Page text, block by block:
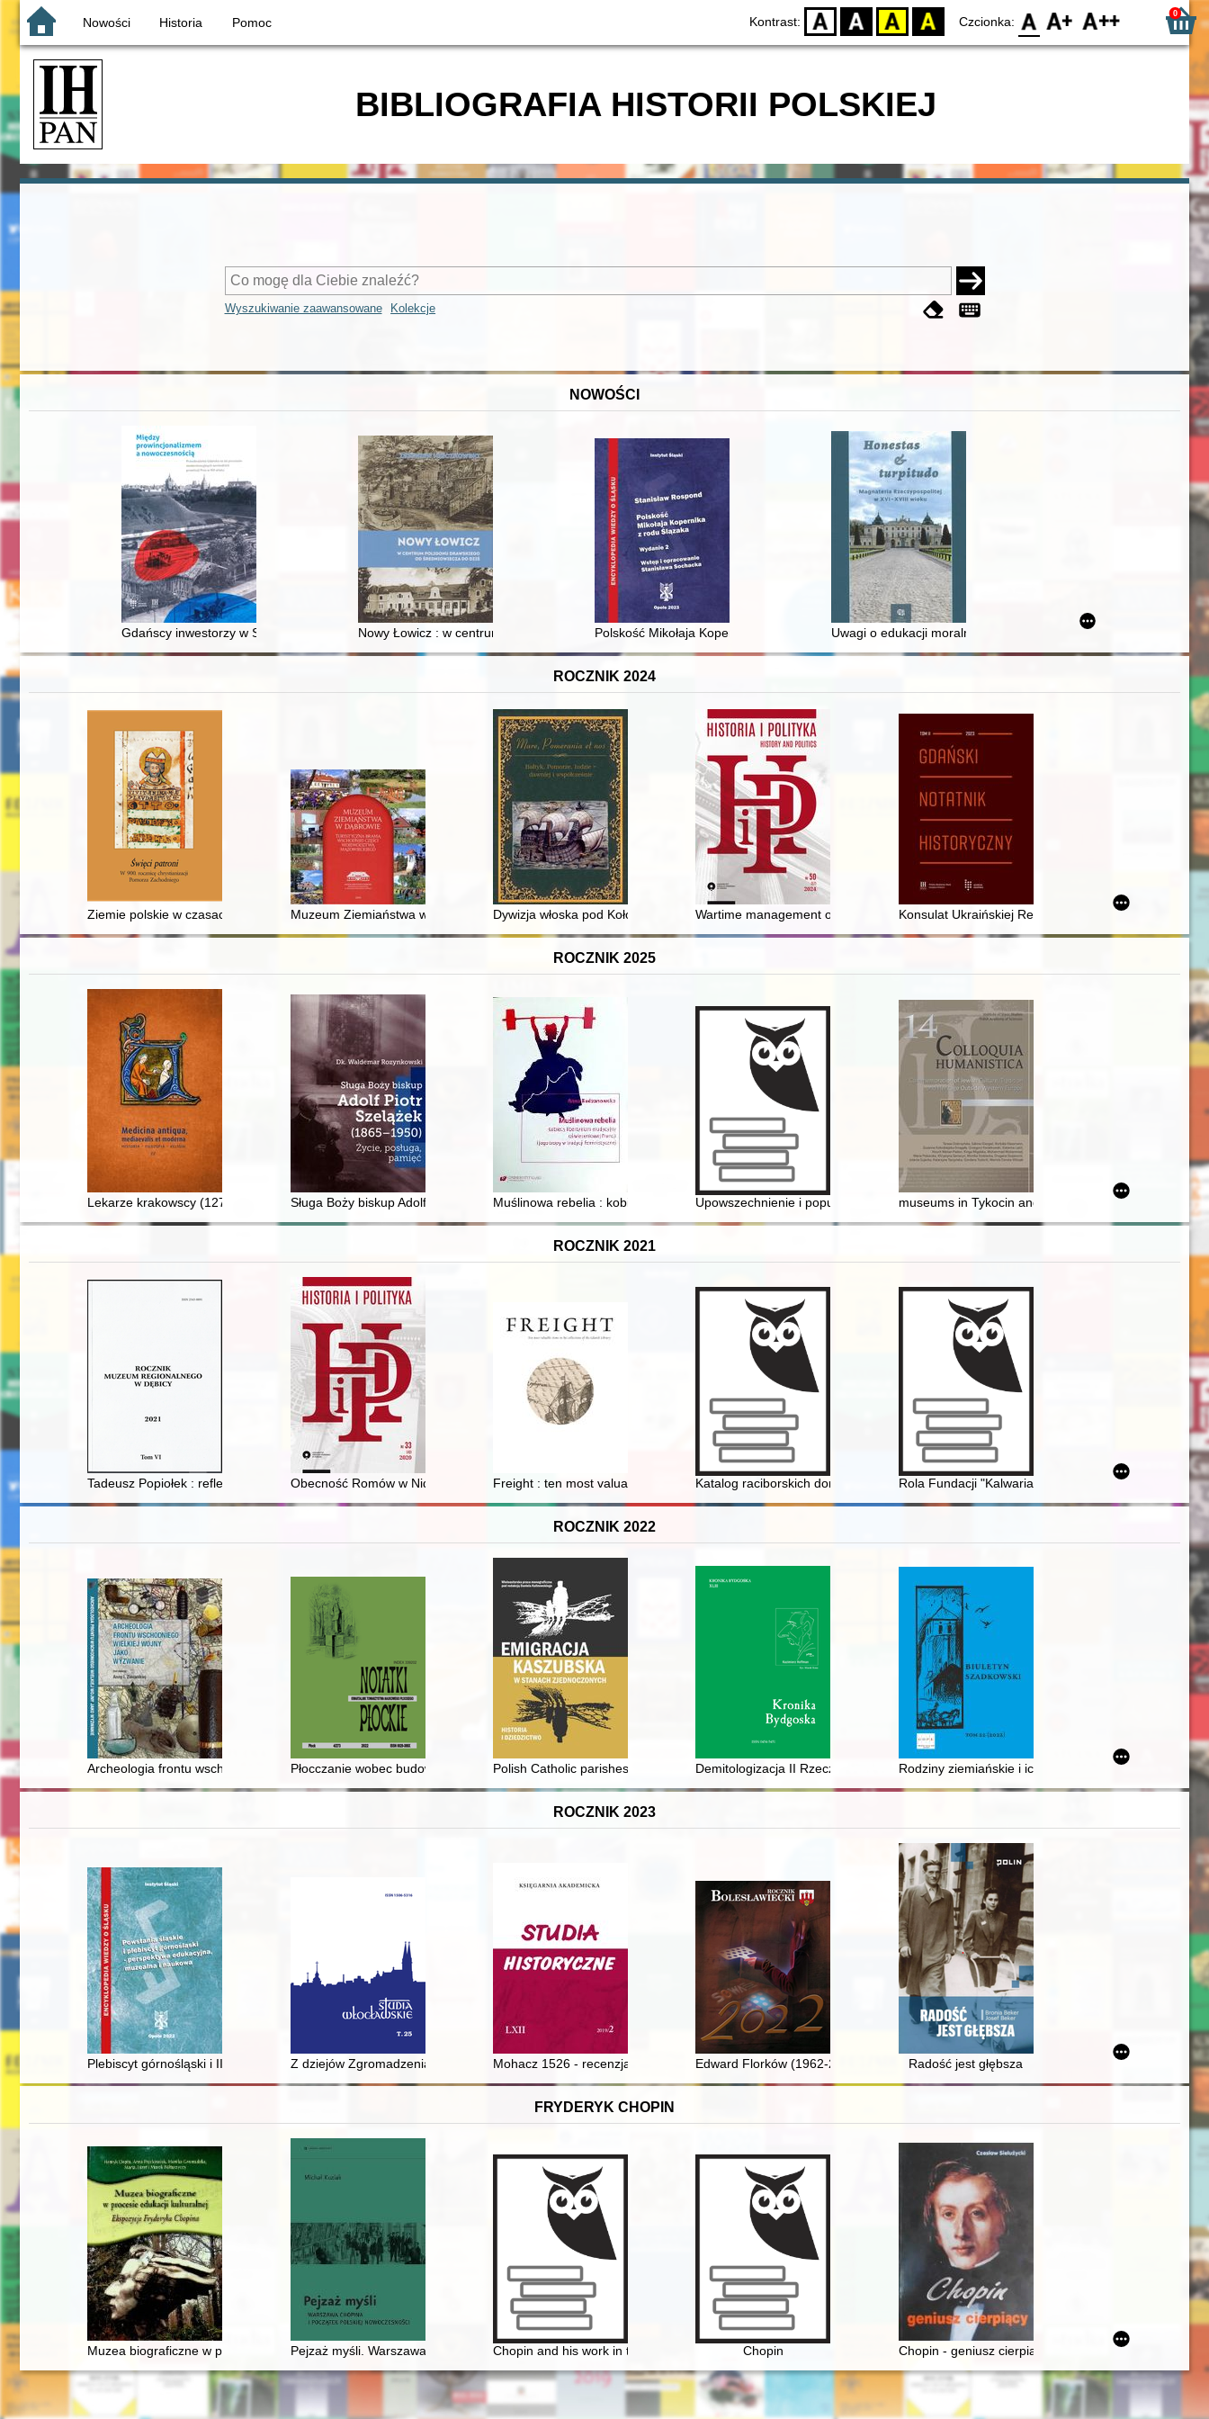
Nowości Historia Pomoc Kontrast: D BW YB BY Czcionka: F0 F1 F2 0
BIBLIOGRAFIA HISTORII POLSKIEJ
Wyszukiwanie zaawansowane Kolekcje
NOWOŚCI
Gdańscy inwestorzy w Sopocie : prestiż finansowy i towarzyski lokalnego mieszczaństwa w 2. poł. XIX w
Nowy Łowicz : w centrum poligonu drawskiego od średniowiecza do dziś
Polskość Mikołaja Kopernika z rodu ŚlązakaUwagi o edukacji moralnej synów szlacheckich w XVI-wiecznej
ROCZNIK 2024
Ziemie polskie w czasach działalności Patronów Polski i Pomorza : rys historyczny (średniowiecze)
Muzeum Ziemiaństwa w Dąbrowie : turystyczna brama wschodniej części województwa mazowieckiego
Dywizja włoska pod Kołobrzegiem w 1807 rokuWartime management of the government of National Defense Headed by Wincenty
Konsulat Ukraińskiej Republiki Ludowej w Gdańsku
ROCZNIK 2025
Lekarze krakowscy (1278-1400) Sługa Boży biskup Adolf Piotr Szelążek (1865-1950) : życie, posługa, pamięć
Muślinowa rebelia : kobiecy libertynizm erudycyjny oświeceniowej Francji i jego tropy w tradycji feministycznej
Upowszechnienie i popularyzacja wiedzy o historii polskich kobiet : wybrane przykłady
museums in Tykocin and Włodawa as institutions
ROCZNIK 2021
Tadeusz Popiołek : refleksje i wspomnieniaObecność Romów w Niderlandach od XV-XIX wieku = The presence of Roma in the Netherlands from the 15th to the 19th century
Freight : ten most valuable items in the collections of the Gdańsk Library
Katalog raciborskich dominikanek Rola Fundacji "Kalwaria Pakoska" w renowacji
ROCZNIK 2022
Archeologia frontu wschodniego Wielkiej Wojny jako wyzwaniePłocczanie wobec budowy pomnika Adama Mickiewicza w Warszawie w 1897 r. oraz 25-lecia pracy Henryka Sienkiewicza w 1900 r. : (Płocczanie o wieszczach
Polish Catholic parishes in Winona and their clergy as presented by the Daily "Dziennik Chicagoski" (1890-1920)
Demitologizacja II Rzeczypospolitej we wspomnieniach Edwarda Woyniłłowicza (1847-
Rodziny ziemiańskie i ich majątki w okolicach Szadku
ROCZNIK 2023
Plebiscyt górnośląski i III powstanie śląskie 1921 roku we wspomnieniach gwardiana klasztoru Franciszkanów na Górze św. Anny
Z dziejów Zgromadzenia Sióstr Wspólnej Pracy od Niepokalanej Maryi
Mohacz 1526 - recenzja] Edward Florków (1962-2022) - nauczyciel z pasją
Radość jest głębsza
FRYDERYK CHOPIN
Muzea biograficzne w procesie edukacji kulturalnej. Ekspozycje Fryderyka Chopina
Pejzaż myśli. Warszawa Chopina i początek polskiej nowoczesności
Chopin and his work in the context of culture. Vol 1-2
Chopin Chopin - geniusz cierpiący